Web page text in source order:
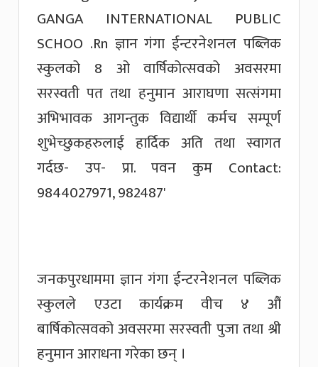
जनकपुरधाममा ज्ञान गंगा ईन्टरनेशनल पब्लिक
स्कुलले एउटा कार्यक्रम वीच ४ औं
बार्षिकोत्सवको अवसरमा सरस्वती पुजा तथा श्री
हनुमान आराधना गरेका छन् ।